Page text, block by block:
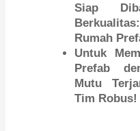
Siap
Berkualitas:
Rumah
Untuk
Prefab
Mutu
Tim Robus!